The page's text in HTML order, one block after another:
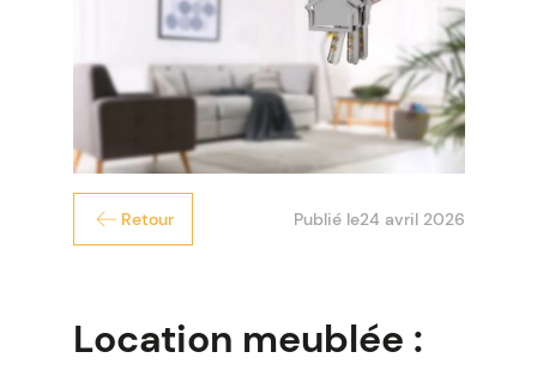
Retour Publié le24 avril 2026
Location meublée :